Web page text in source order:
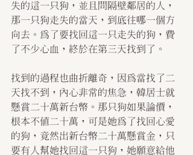
失的這一只狗，並且問隔壁鄰居的人，
那一只狗走失的當天，到底往哪一個方
向去。為了要找回這一只走失的狗，費
了不少心血，終於在第三天找到了。
找到的過程也曲折離奇，因為當找了二
天找不到，內心非常的焦急，韓居士就
懸賞二十萬新台幣。那只狗如果論價，
根本不值二十萬，可是她為了找回心愛
的狗，竟然出新台幣二十萬懸賞金，只
要有人幫她找回這一只狗，她願意給他